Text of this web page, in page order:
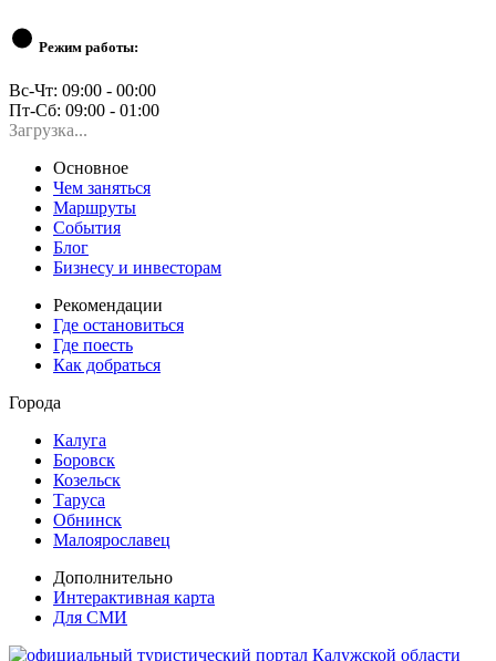
Режим работы:
Вс-Чт: 09:00 - 00:00
Пт-Сб: 09:00 - 01:00
Загрузка...
Основное
Чем заняться
Маршруты
События
Блог
Бизнесу и инвесторам
Рекомендации
Где остановиться
Где поесть
Как добраться
Города
Калуга
Боровск
Козельск
Таруса
Обнинск
Малоярославец
Дополнительно
Интерактивная карта
Для СМИ